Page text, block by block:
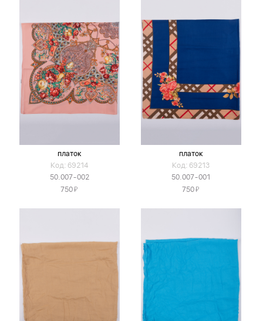
платок
Код: 69214
50.007-002
750Я
платок
Код: 69213
50.007-001
750Я